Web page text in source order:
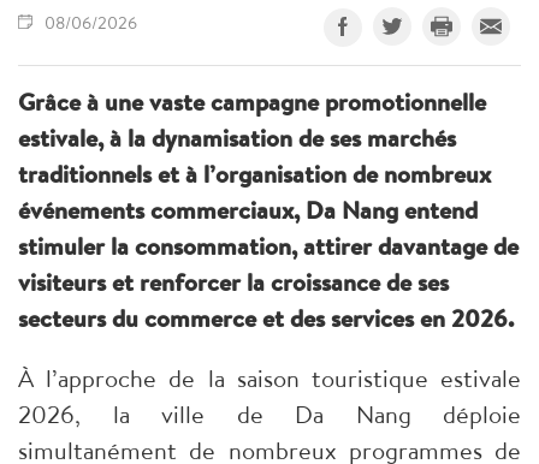
08/06/2026
Grâce à une vaste campagne promotionnelle
estivale, à la dynamisation de ses marchés
traditionnels et à l’organisation de nombreux
événements commerciaux, Da Nang entend
stimuler la consommation, attirer davantage de
visiteurs et renforcer la croissance de ses
secteurs du commerce et des services en 2026.
À l’approche de la saison touristique estivale
2026, la ville de Da Nang déploie
simultanément de nombreux programmes de